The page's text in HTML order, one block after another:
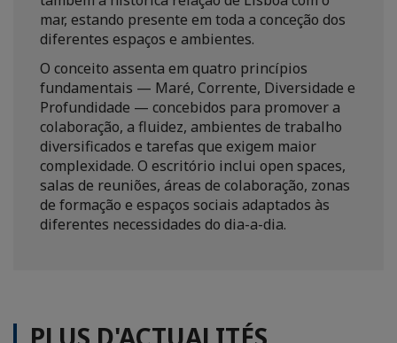
mar, estando presente em toda a conceção dos
diferentes espaços e ambientes.
O conceito assenta em quatro princípios
fundamentais — Maré, Corrente, Diversidade e
Profundidade — concebidos para promover a
colaboração, a fluidez, ambientes de trabalho
diversificados e tarefas que exigem maior
complexidade. O escritório inclui open spaces,
salas de reuniões, áreas de colaboração, zonas
de formação e espaços sociais adaptados às
diferentes necessidades do dia-a-dia.